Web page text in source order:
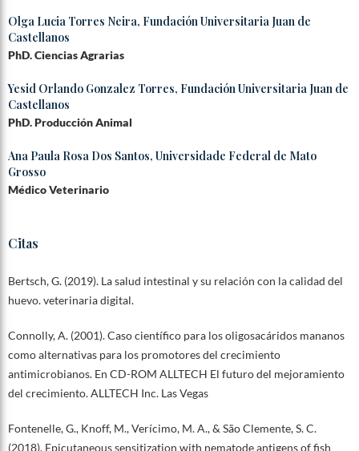
Olga Lucia Torres Neira, Fundación Universitaria Juan de
Castellanos
PhD. Ciencias Agrarias
Yesid Orlando Gonzalez Torres, Fundación Universitaria Juan de
Castellanos
PhD. Producción Animal
Ana Paula Rosa Dos Santos, Universidade Federal de Mato
Grosso
Médico Veterinario
Citas
Bertsch, G. (2019). La salud intestinal y su relación con la calidad del
huevo. veterinaria digital.
Connolly, A. (2001). Caso científico para los oligosacáridos mananos
como alternativas para los promotores del crecimiento
antimicrobianos. En CD-ROM ALLTECH El futuro del mejoramiento
del crecimiento. ALLTECH Inc. Las Vegas
Fontenelle, G., Knoff, M., Verícimo, M. A., & São Clemente, S. C.
(2018). Epicutaneous sensitization with nematode antigens of fish